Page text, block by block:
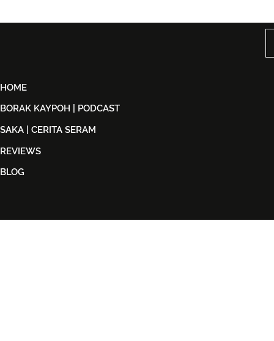
Identiti
HOME
BORAK KAYPOH | PODCAST
SAKA | CERITA SERAM
REVIEWS
BLOG